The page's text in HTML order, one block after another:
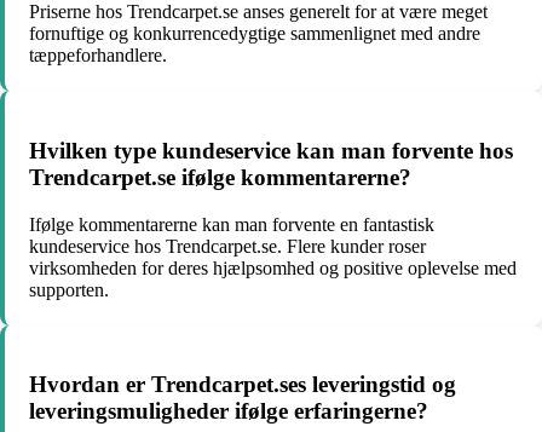
Priserne hos Trendcarpet.se anses generelt for at være meget
fornuftige og konkurrencedygtige sammenlignet med andre
tæppeforhandlere.
Hvilken type kundeservice kan man forvente hos
Trendcarpet.se ifølge kommentarerne?
Ifølge kommentarerne kan man forvente en fantastisk
kundeservice hos Trendcarpet.se. Flere kunder roser
virksomheden for deres hjælpsomhed og positive oplevelse med
supporten.
Hvordan er Trendcarpet.ses leveringstid og
leveringsmuligheder ifølge erfaringerne?